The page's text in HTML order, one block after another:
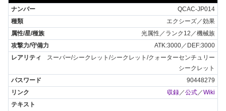
QCAC-JP014
エクシーズ／効果
光属性／ランク12／機械族
ATK:3000／DEF:3000
スーパー/シークレット/シークレット/クォーターセンチュリー
シークレット
90448279
収録／公式／Wiki